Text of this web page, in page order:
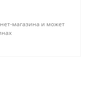
магазина и может